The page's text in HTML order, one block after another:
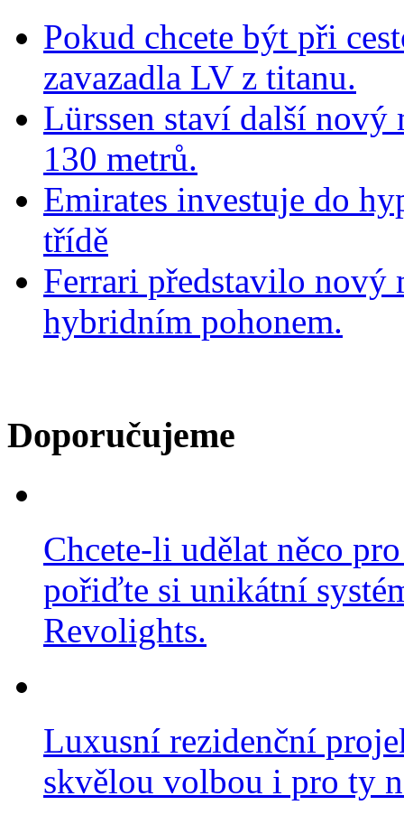
Pokud chcete být při
zavazadla LV z titanu.
Lürssen staví další nový
130 metrů.
Emirates investuje do
třídě
Ferrari představilo nový
hybridním pohonem.
Doporučujeme
Chcete-li udělat něco
pořiďte si unikátní
Revolights.
Luxusní rezidenční
skvělou volbou i pro ty